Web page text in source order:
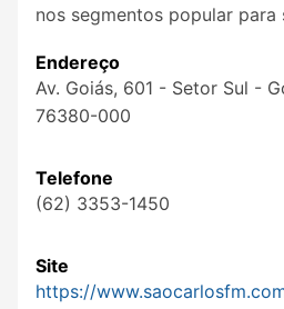
nos segmentos popular para
Endereço
Av. Goiás, 601 - Setor Sul -
76380-000
Telefone
(62) 3353-1450
Site
https://